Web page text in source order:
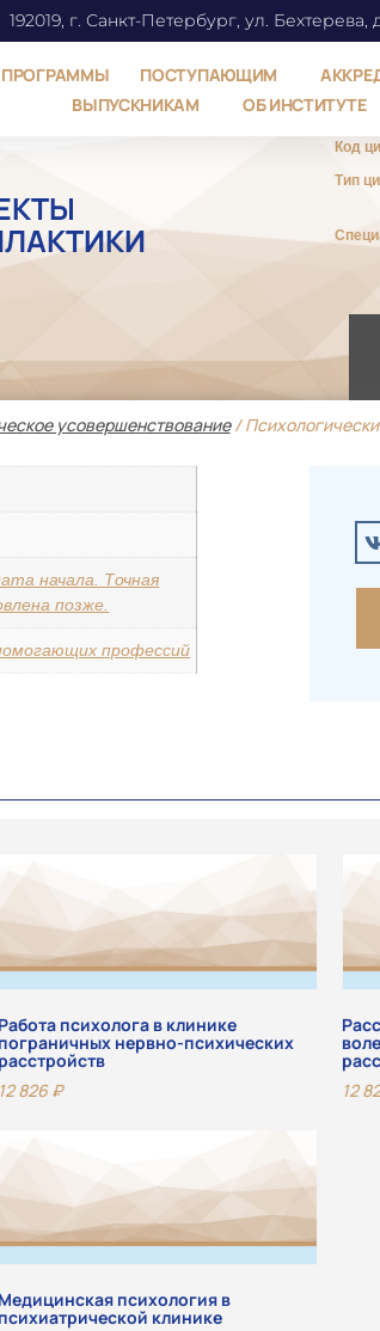
192019, г. Санкт-Петербург, ул. Бехтерева,
ПРОГРАММЫ ПОСТУПАЮЩИМ
ВЫПУСКНИКАМ
ОБ ИНСТИТУТЕ
Код
Тип
усовершенствование/
начала. Точная
позже.
профессий
Работа психолога в клинике
пограничных нервно-психических
расстройств
12 826 ₽
12
Медицинская психология в
психиатрической клинике